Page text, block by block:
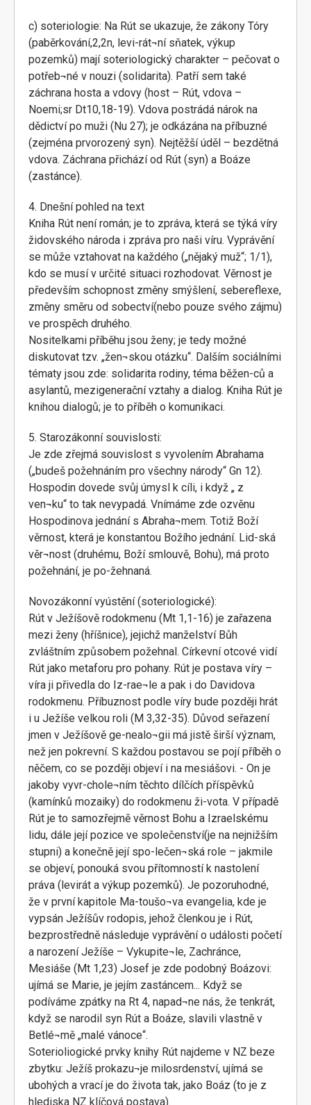
c) soteriologie: Na Rút se ukazuje, že zákony Tóry
(paběrkování,2,2n, levi-rát¬ní sňatek, výkup
pozemků) mají soteriologický charakter – pečovat o
potřeb¬né v nouzi (solidarita). Patří sem také
záchrana hosta a vdovy (host – Rút, vdova –
Noemi;sr Dt10,18-19). Vdova postrádá nárok na
dědictví po muži (Nu 27); je odkázána na příbuzné
(zejména prvorozený syn). Nejtěžší úděl – bezdětná
vdova. Záchrana přichází od Rút (syn) a Boáze
(zastánce).
4. Dnešní pohled na text
Kniha Rút není román; je to zpráva, která se týká víry
židovského národa i zpráva pro naši víru. Vyprávění
se může vztahovat na každého („nějaký muž“; 1/1),
kdo se musí v určité situaci rozhodovat. Věrnost je
především schopnost změny smýšlení, sebereflexe,
změny směru od sobectví(nebo pouze svého zájmu)
ve prospěch druhého.
Nositelkami příběhu jsou ženy; je tedy možné
diskutovat tzv. „žen¬skou otázku“. Dalším sociálními
tématy jsou zde: solidarita rodiny, téma běžen-ců a
asylantů, mezigenerační vztahy a dialog. Kniha Rút je
knihou dialogů; je to příběh o komunikaci.
5. Starozákonní souvislosti:
Je zde zřejmá souvislost s vyvolením Abrahama
(„budeš požehnáním pro všechny národy“ Gn 12).
Hospodin dovede svůj úmysl k cíli, i když „ z
ven¬ku“ to tak nevypadá. Vnímáme zde ozvěnu
Hospodinova jednání s Abraha¬mem. Totiž Boží
věrnost, která je konstantou Božího jednání. Lid-ská
věr¬nost (druhému, Boží smlouvě, Bohu), má proto
požehnání, je po-žehnaná.
Novozákonní vyústění (soteriologické):
Rút v Ježíšově rodokmenu (Mt 1,1-16) je zařazena
mezi ženy (hříšnice), jejichž manželství Bůh
zvláštním způsobem požehnal. Církevní otcové vidí
Rút jako metaforu pro pohany. Rút je postava víry –
víra ji přivedla do Iz-rae¬le a pak i do Davidova
rodokmenu. Příbuznost podle víry bude později hrát
i u Ježíše velkou roli (M 3,32-35). Důvod seřazení
jmen v Ježíšově ge-nealo¬gii má jistě širší význam,
než jen pokrevní. S každou postavou se pojí příběh o
něčem, co se později objeví i na mesiášovi. - On je
jakoby vyvr-chole¬ním těchto dílčích příspěvků
(kamínků mozaiky) do rodokmenu ži-vota. V případě
Rút je to samozřejmě věrnost Bohu a Izraelskému
lidu, dále její pozice ve společenství(je na nejnižším
stupni) a konečně její spo-lečen¬ská role – jakmile
se objeví, ponouká svou přítomností k nastolení
práva (levirát a výkup pozemků). Je pozoruhodné,
že v první kapitole Ma-toušo¬va evangelia, kde je
vypsán Ježíšův rodopis, jehož členkou je i Rút,
bezprostředně následuje vyprávění o události početí
a narození Ježíše – Vykupite¬le, Zachránce,
Mesiáše (Mt 1,23) Josef je zde podobný Boázovi:
ujímá se Marie, je jejím zastáncem... Když se
podíváme zpátky na Rt 4, napad¬ne nás, že tenkrát,
když se narodil syn Rút a Boáze, slavili vlastně v
Betlé¬mě „malé vánoce“.
Soterioliogické prvky knihy Rút najdeme v NZ beze
zbytku: Ježíš prokazu¬je milosrdenství, ujímá se
ubohých a vrací je do života tak, jako Boáz (to je z
hlediska NZ klíčová postava).